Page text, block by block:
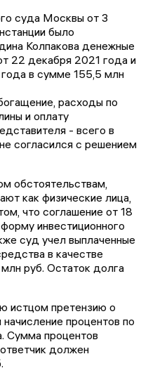
суда Москвы от 3
было
Колпакова денежные
22 декабря 2021 года и
в сумме 155,5 млн
расходы по
и оплату
- всего в
согласился с решением
обстоятельствам,
как физические лица,
что соглашение от 18
инвестиционного
суд учел выплаченные
в качестве
руб. Остаток долга
истцом претензию о
процентов по
Сумма процентов
должен